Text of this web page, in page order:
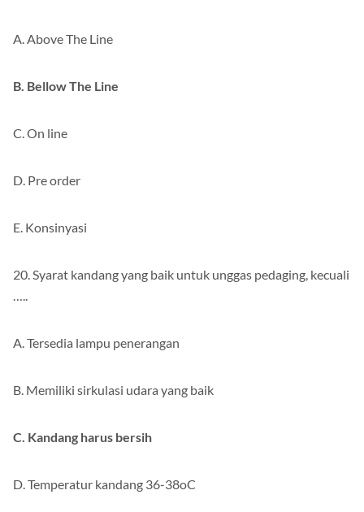
A. Above The Line
B. Bellow The Line
C. On line
D. Pre order
E. Konsinyasi
20. Syarat kandang yang baik untuk unggas pedaging, kecuali
A. Tersedia lampu penerangan
B. Memiliki sirkulasi udara yang baik
C. Kandang harus bersih
D. Temperatur kandang 36-38oC